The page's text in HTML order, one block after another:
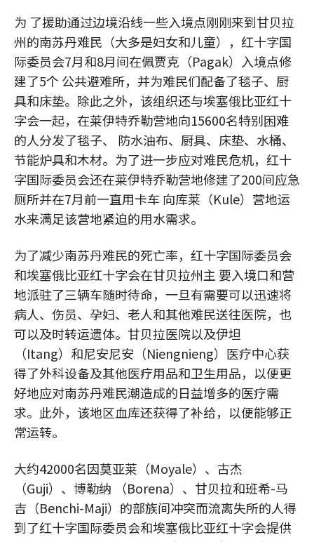
为 了援助通过边境沿线一些入境点刚刚来到甘贝拉
州的南苏丹难民（大多是妇女和儿童），红十字国
际委员会7月和8月间在佩贾克（Pagak）入境点修
建了5个 公共避难所，并为难民们配备了毯子、厨
具和床垫。除此之外，该组织还与埃塞俄比亚红十
字会一起，在莱伊特乔勒营地向15600名特别困难
的人分发了毯子、 防水油布、厨具、床垫、水桶、
节能炉具和木材。为了进一步应对难民危机，红十
字国际委员会还在莱伊特乔勒营地修建了200间应急
厕所并在7月前一直用卡车 向库莱（Kule）营地运
水来满足该营地紧迫的用水需求。
为了减少南苏丹难民的死亡率，红十字国际委员会
和埃塞俄比亚红十字会在甘贝拉州主 要入境口和营
地派驻了三辆车随时待命，一旦有需要可以迅速将
病人、伤员、孕妇、老人和其他难民送往医院，也
可以及时转运遗体。甘贝拉医院以及伊坦
（Itang）和尼安尼安（Niengnieng）医疗中心获
得了外科设备及其他医疗用品和卫生用品，以便更
好地应对南苏丹难民潮造成的日益增多的医疗需
求。此外，该地区血库还获得了补给，以便能够正
常运转。
大约42000名因莫亚莱（Moyale）、古杰
（Guji）、博勒纳 （Borena）、甘贝拉和班希-马
吉（Benchi-Maji）的部族间冲突而流离失所的人得
到了红十字国际委员会和埃塞俄比亚红十字会提供